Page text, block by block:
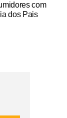
com
dos Pais